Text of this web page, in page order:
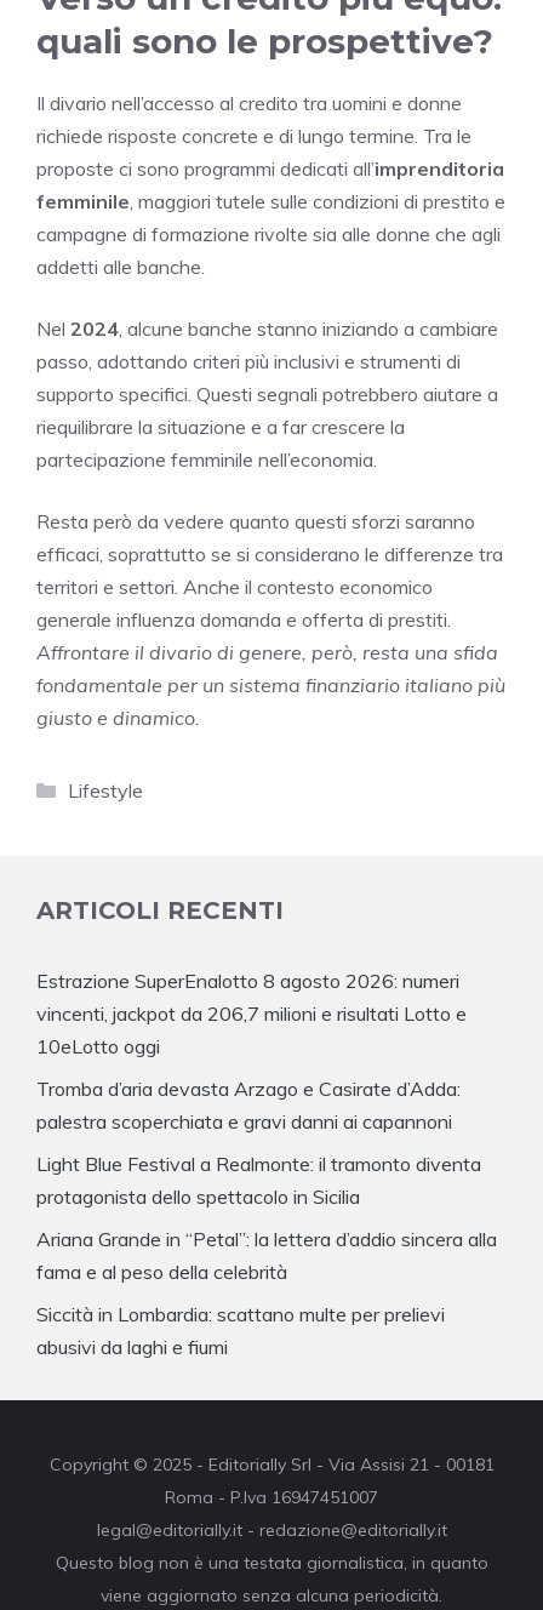
quali sono le prospettive?
Il divario nell’accesso al credito tra uomini e donne
richiede risposte concrete e di lungo termine. Tra le
proposte ci sono programmi dedicati all’imprenditoria
femminile , maggiori tutele sulle condizioni di prestito e
campagne di formazione rivolte sia alle donne che agli
addetti alle banche.
Nel 2024 , alcune banche stanno iniziando a cambiare
passo, adottando criteri più inclusivi e strumenti di
supporto specifici. Questi segnali potrebbero aiutare a
riequilibrare la situazione e a far crescere la
partecipazione femminile nell’economia.
Resta però da vedere quanto questi sforzi saranno
efficaci, soprattutto se si considerano le differenze tra
territori e settori. Anche il contesto economico
generale influenza domanda e offerta di prestiti.
Affrontare il divario di genere, però, resta una sfida
fondamentale per un sistema finanziario italiano più
giusto e dinamico.
Categorie
Lifestyle
ARTICOLI RECENTI
Estrazione SuperEnalotto 8 agosto 2026: numeri
vincenti, jackpot da 206,7 milioni e risultati Lotto e
10eLotto oggi
Tromba d’aria devasta Arzago e Casirate d’Adda:
palestra scoperchiata e gravi danni ai capannoni
Light Blue Festival a Realmonte: il tramonto diventa
protagonista dello spettacolo in Sicilia
Ariana Grande in “Petal”: la lettera d’addio sincera alla
fama e al peso della celebrità
Siccità in Lombardia: scattano multe per prelievi
abusivi da laghi e fiumi
Copyright © 2025 - Editorially Srl - Via Assisi 21 - 00181
Roma - P.Iva 16947451007
legal@editorially.it - redazione@editorially.it
Questo blog non è una testata giornalistica, in quanto
viene aggiornato senza alcuna periodicità.